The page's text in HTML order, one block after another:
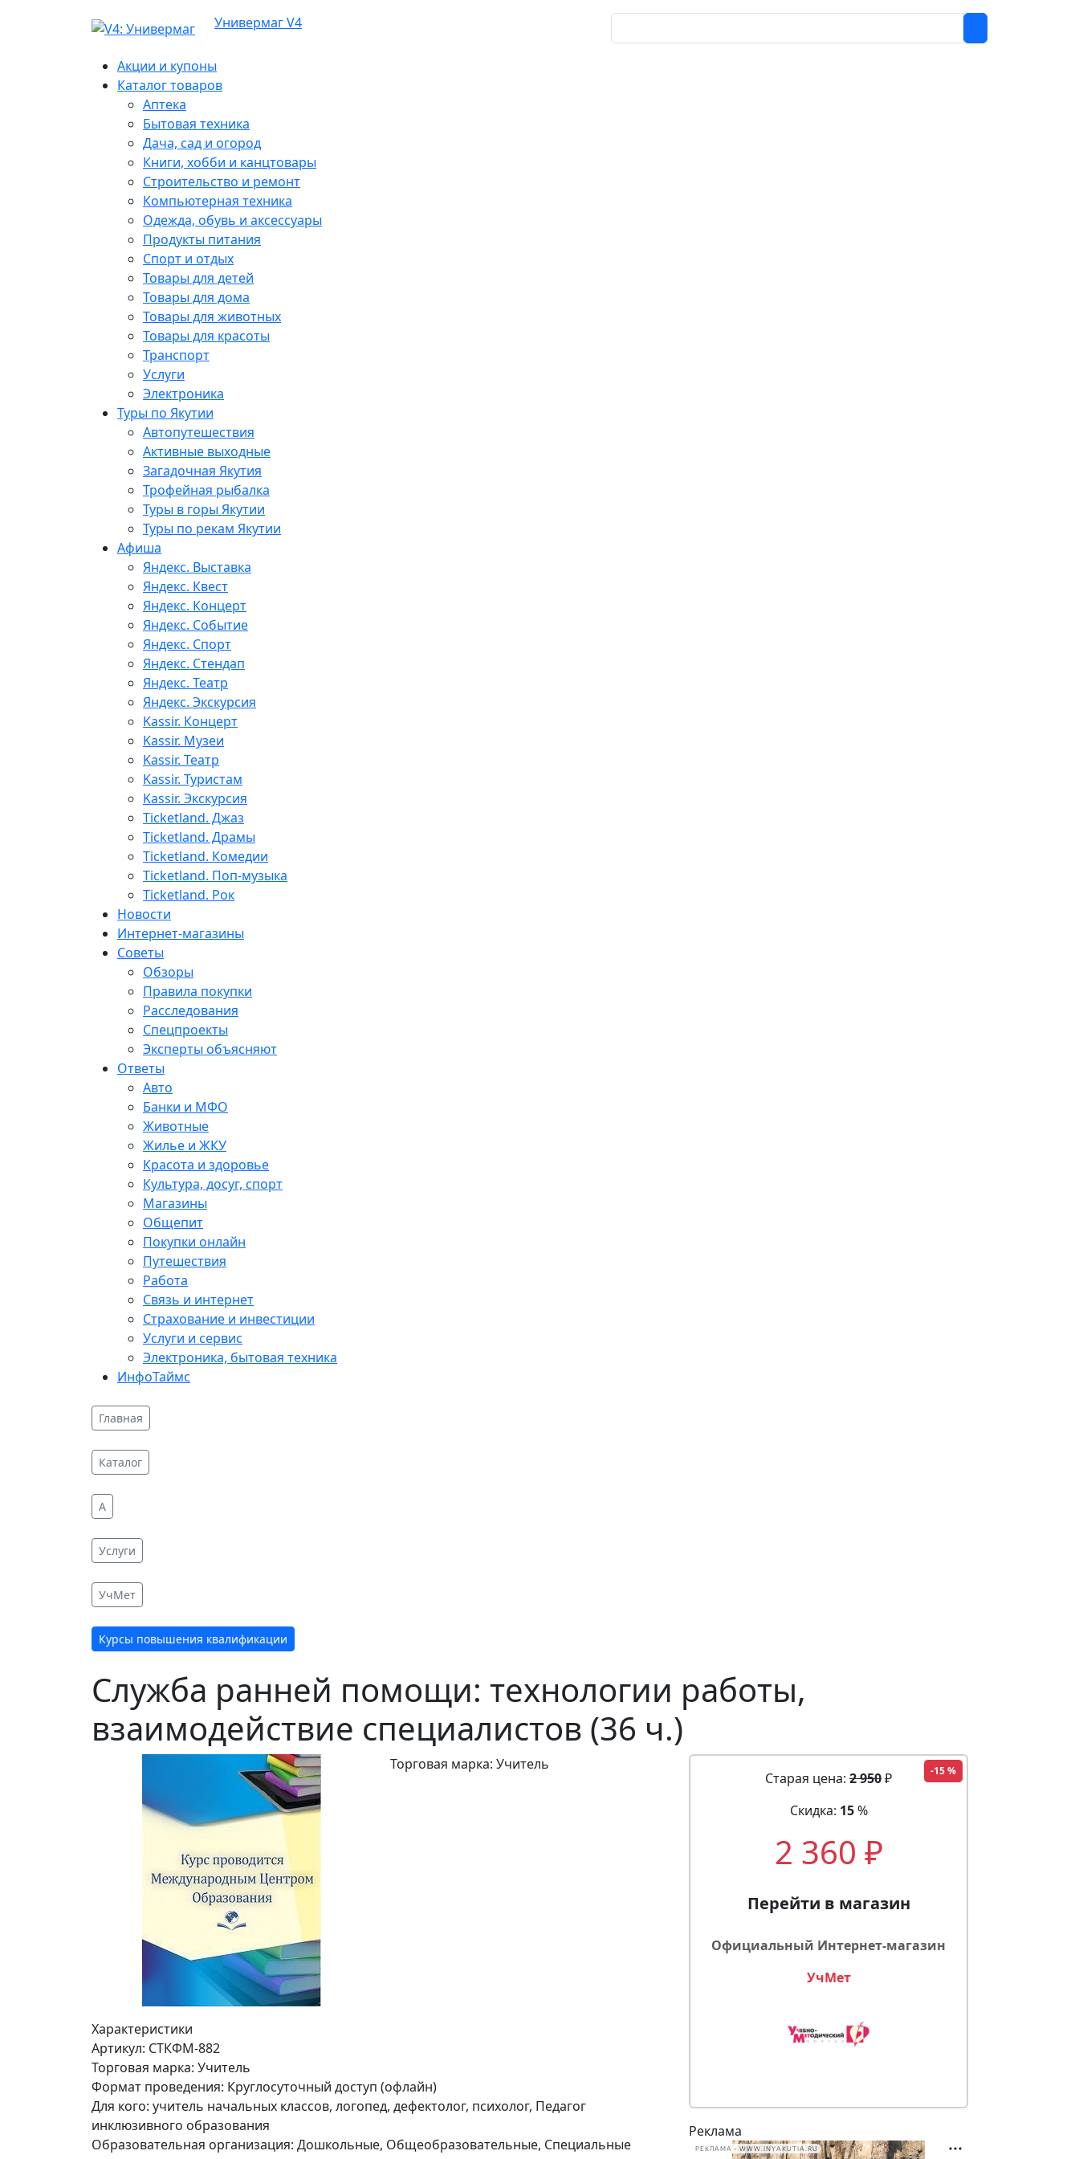
Универмаг V4
Акции и купоны
Каталог товаров
Аптека
Бытовая техника
Дача, сад и огород
Книги, хобби и канцтовары
Строительство и ремонт
Компьютерная техника
Одежда, обувь и аксессуары
Продукты питания
Спорт и отдых
Товары для детей
Товары для дома
Товары для животных
Товары для красоты
Транспорт
Услуги
Электроника
Туры по Якутии
Автопутешествия
Активные выходные
Загадочная Якутия
Трофейная рыбалка
Туры в горы Якутии
Туры по рекам Якутии
Афиша
Яндекс. Выставка
Яндекс. Квест
Яндекс. Концерт
Яндекс. Событие
Яндекс. Спорт
Яндекс. Стендап
Яндекс. Театр
Яндекс. Экскурсия
Kassir. Концерт
Kassir. Музеи
Kassir. Театр
Kassir. Туристам
Kassir. Экскурсия
Ticketland. Джаз
Ticketland. Драмы
Ticketland. Комедии
Ticketland. Поп-музыка
Ticketland. Рок
Новости
Интернет-магазины
Советы
Обзоры
Правила покупки
Расследования
Спецпроекты
Эксперты объясняют
Ответы
Авто
Банки и МФО
Животные
Жилье и ЖКУ
Красота и здоровье
Культура, досуг, спорт
Магазины
Общепит
Покупки онлайн
Путешествия
Работа
Связь и интернет
Страхование и инвестиции
Услуги и сервис
Электроника, бытовая техника
ИнфоТаймс
Главная
Каталог
A
Услуги
УчМет
Курсы повышения квалификации
Служба ранней помощи: технологии работы,
взаимодействие специалистов (36 ч.)
Торговая марка: Учитель
Характеристики
Артикул: СТКФМ-882
Торговая марка: Учитель
Формат проведения: Круглосуточный доступ (офлайн)
Для кого: учитель начальных классов, логопед, дефектолог, психолог, Педагог
инклюзивного образования
Образовательная организация: Дошкольные, Общеобразовательные, Специальные
-15 %
Старая цена: 2 950₽
Скидка: 15%
2 360 ₽
Перейти в магазин
Официальный Интернет-магазин
УчМет
Реклама
РЕКЛАМА • WWW.INYAKUTIA.RU